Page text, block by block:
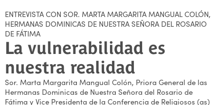
ENTREVISTA CON SOR. MARTA MARGARITA MANGUAL COLÓN,
HERMANAS DOMINICAS DE NUESTRA SEÑORA DEL ROSARIO
DE FÁTIMA
La vulnerabilidad es
nuestra realidad
Sor. Marta Margarita Mangual Colón, Priora General de las
Hermanas Dominicas de Nuestra Señora del Rosario de
Fátima y Vice Presidenta de la Conferencia de Religiosos (as)